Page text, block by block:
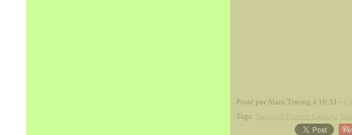
Posté par Alain Truong à 10:51 -
Tags:
,